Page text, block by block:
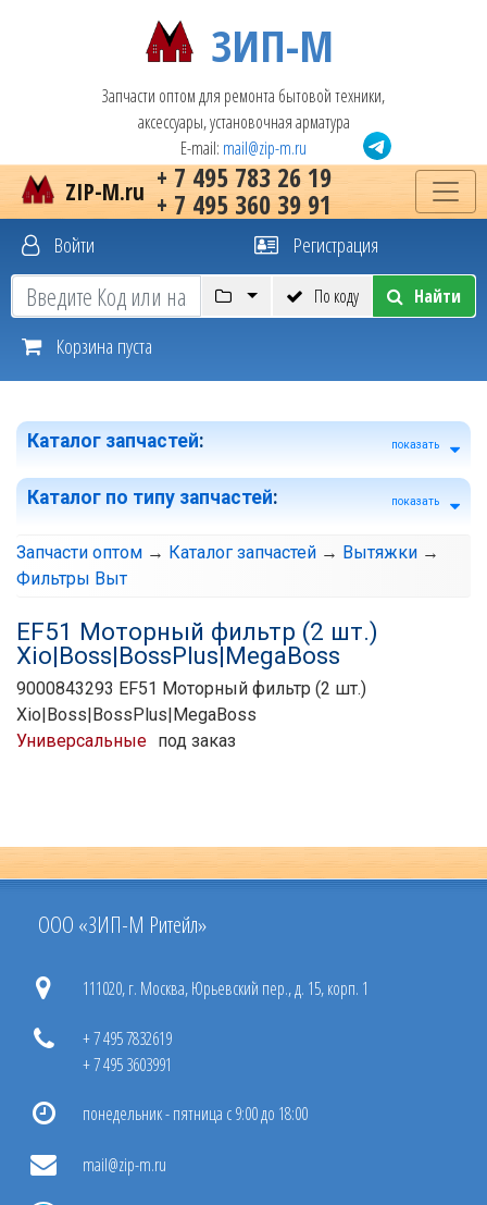
ЗИП-М
Запчасти оптом для ремонта бытовой техники,
аксессуары, установочная арматура
E-mail: mail@zip-m.ru
+ 7 495 783 26 19
+ 7 495 360 39 91
ZIP-M.ru
Войти Регистрация
По коду Найти
Корзина пуста
Каталог запчастей: показать
Каталог по типу запчастей: показать
Запчасти оптом → Каталог запчастей → Вытяжки →
Фильтры Выт
EF51 Моторный фильтр (2 шт.)
Xio|Boss|BossPlus|MegaBoss
9000843293 EF51 Моторный фильтр (2 шт.)
Xio|Boss|BossPlus|MegaBoss
Универсальные под заказ
ООО «ЗИП-М Ритейл»
111020, г. Москва, Юрьевский пер., д. 15, корп. 1
+ 7 495 7832619
+ 7 495 3603991
понедельник - пятница с 9:00 до 18:00
mail@zip-m.ru